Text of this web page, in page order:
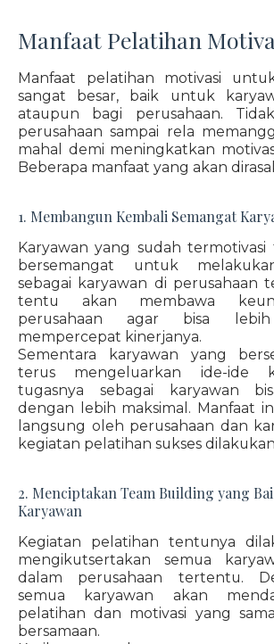
Manfaat Pelatihan
Manfaat pelatihan motivasi
sangat besar, baik untuk
ataupun bagi perusahaan.
perusahaan sampai rela
mahal demi meningkatkan
Beberapa manfaat yang akan
1. Membangun Kembali Semangat
Karyawan yang sudah
bersemangat untuk
sebagai karyawan di perusahaan
tentu akan membawa
perusahaan agar bisa
mempercepat kinerjanya.
Sementara karyawan yang
terus mengeluarkan ide-ide
tugasnya sebagai karyawan
dengan lebih maksimal. Manfaat
langsung oleh perusahaan dan
kegiatan pelatihan sukses
2. Menciptakan Team Building yang
Karyawan
Kegiatan pelatihan tentunya
mengikutsertakan semua
dalam perusahaan tertentu.
semua karyawan akan
pelatihan dan motivasi yang
bersamaan.